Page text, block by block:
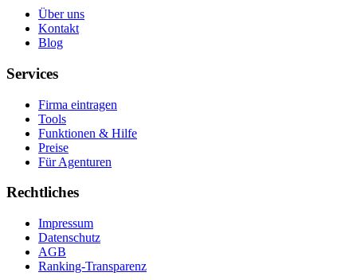
Über uns
Kontakt
Blog
Services
Firma eintragen
Tools
Funktionen & Hilfe
Preise
Für Agenturen
Rechtliches
Impressum
Datenschutz
AGB
Ranking-Transparenz